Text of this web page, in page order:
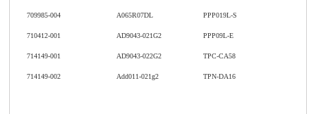
709985-004 A065R07DL PPP019L-S
710412-001 AD9043-021G2 PPP09L-E
714149-001 AD9043-022G2 TPC-CA58
714149-002 Add011-021g2 TPN-DA16